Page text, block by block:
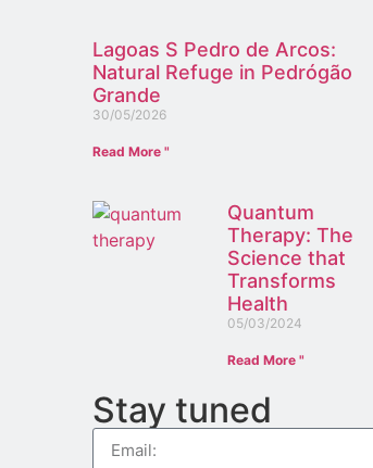
Lagoas S Pedro de Arcos:
Natural Refuge in Pedrógão
Grande
30/05/2026
Read More "
Quantum
Therapy: The
Science that
Transforms
Health
05/03/2024
Read More "
Stay tuned